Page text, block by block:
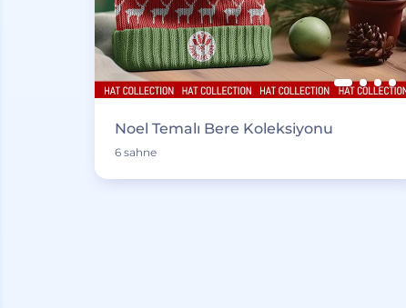
Noel Temalı Bere Koleksiyonu
6 sahne